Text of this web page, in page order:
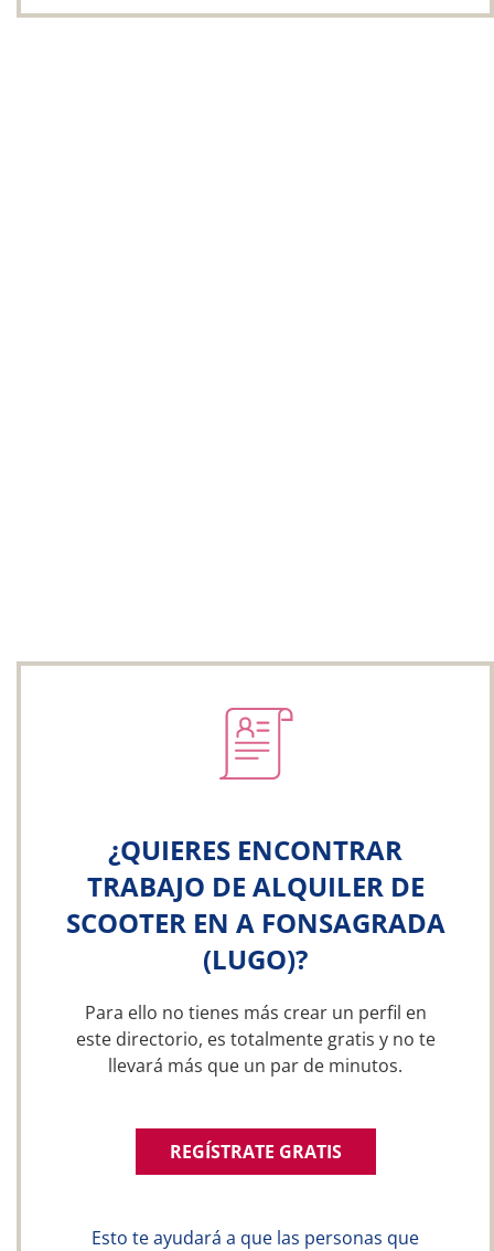
¿QUIERES ENCONTRAR
TRABAJO DE ALQUILER DE
SCOOTER EN A FONSAGRADA
(LUGO)?
Para ello no tienes más crear un perfil en
este directorio, es totalmente gratis y no te
llevará más que un par de minutos.
REGÍSTRATE GRATIS
Esto te ayudará a que las personas que